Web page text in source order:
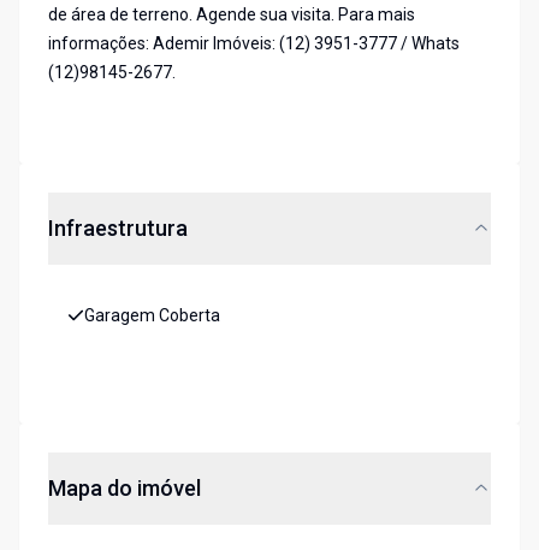
de área de terreno. Agende sua visita. Para mais
informações: Ademir Imóveis: (12) 3951-3777 / Whats
(12)98145-2677.
Infraestrutura
Garagem Coberta
Mapa do imóvel